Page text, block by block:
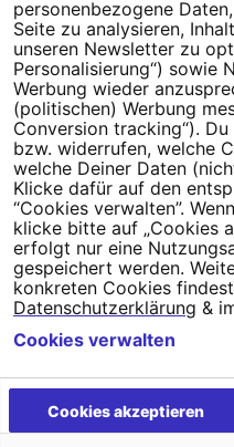
Newsletter bestellen
Campact e.V.
IBAN DE95 2‍5‍1‍2 0‍5‍1‍0 6‍9‍8‍0
SozialBank
Direkt online spenden
NewsletterHilfe und
FAQKontakt Datenschutz
personenbezogene
Seite zu analysieren,
unseren Newsletter zu
Personalisierung“) sowie
Werbung wieder
(politischen) Werbung
Conversion tracking“).
bzw. widerrufen, welche
welche Deiner Daten
Klicke dafür auf den
“Cookies verwalten”.
klicke bitte auf „Cookies
erfolgt nur eine
gespeichert werden.
konkreten Cookies
Datenschutzerklärung &
Cookies akzeptieren
Cookies verwalten